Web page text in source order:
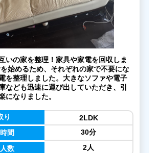
いの家を整理！家具や家電を回収しま
始めるため、それぞれの家で不要にな
を整理しました。大きなソファや電子
なども迅速に運び出していただき、引
になりました。
り
間
数
2LDK
30分
2人